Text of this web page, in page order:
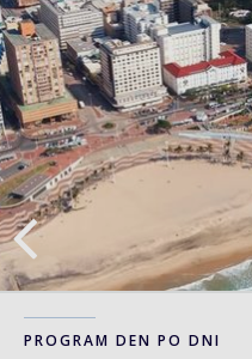
PROGRAM DEN PO DNI